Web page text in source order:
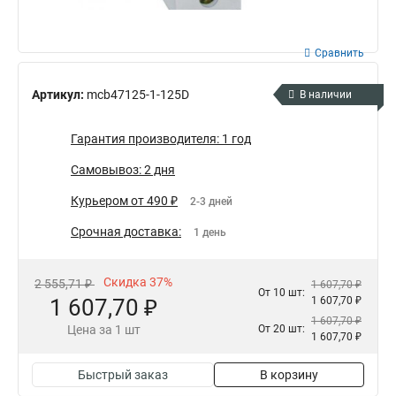
Артикул: mcb47125-1-125D
Сравнить
В наличии
Гарантия производителя: 1 год
Самовывоз: 2 дня
Курьером от 490 ₽ 2-3 дней
Срочная доставка: 1 день
2 555,71 ₽ Скидка 37%
1 607,70 ₽
Цена за 1 шт
От 10 шт:
1 607,70 ₽
1 607,70 ₽
От 20 шт:
1 607,70 ₽
1 607,70 ₽
Быстрый заказ В корзину